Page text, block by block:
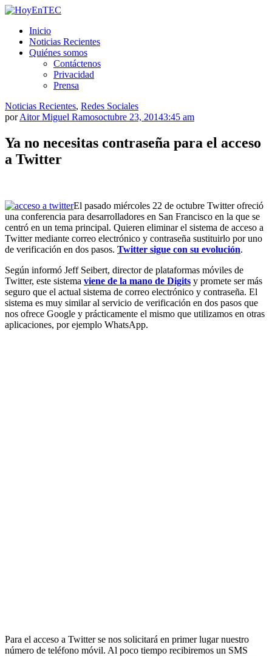
Saltar
contenido.
Inicio
Noticias Recientes
Quiénes somos
Contáctenos
Privacidad
Prensa
Noticias Recientes, Redes Sociales
porAitor Miguel Ramosoctubre 23, 20143:45 am
Ya no necesitas contraseña para el acceso
a Twitter
El pasado miércoles 22 de octubre Twitter ofreció
una conferencia para desarrolladores en San Francisco en la que se
centró en un tema principal. Quieren eliminar el sistema de acceso a
Twitter mediante correo electrónico y contraseña sustituirlo por uno
de verificación en dos pasos. Twitter sigue con su evolución.
Según informó Jeff Seibert, director de plataformas móviles de
Twitter, este sistema viene de la mano de Digits y promete ser más
seguro que el actual sistema de correo electrónico y contraseña. El
sistema es muy similar al servicio de verificación en dos pasos que
nos ofrece Google y prácticamente el mismo que utilizamos en otras
aplicaciones, por ejemplo WhatsApp.
Para el acceso a Twitter se nos solicitará en primer lugar nuestro
número de teléfono móvil. Al poco tiempo recibiremos un SMS